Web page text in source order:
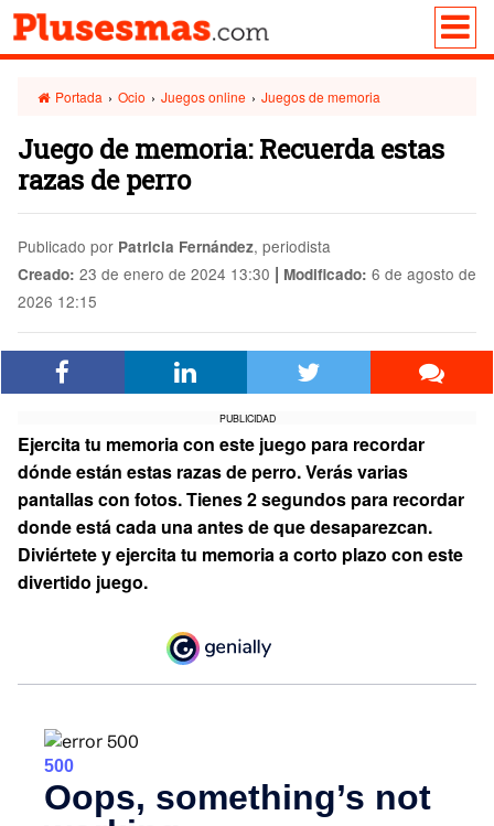
Portada › Ocio › Juegos online › Juegos de memoria
Juego de memoria: Recuerda estas
razas de perro
Publicado por Patricia Fernández, periodista
Creado: 23 de enero de 2024 13:30 | Modificado: 6 de agosto de
2026 12:15
PUBLICIDAD
Ejercita tu memoria con este juego para recordar
dónde están estas razas de perro. Verás varias
pantallas con fotos. Tienes 2 segundos para recordar
donde está cada una antes de que desaparezcan.
Diviértete y ejercita tu memoria a corto plazo con este
divertido juego.